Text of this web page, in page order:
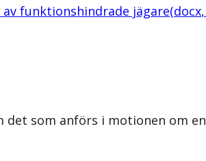
funktionshindrade jägare(docx,
det som anförs i motionen om